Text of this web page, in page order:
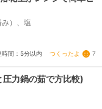
）、塩
時間：5分以内 つくったよ 7
力鍋の茹で方比較)